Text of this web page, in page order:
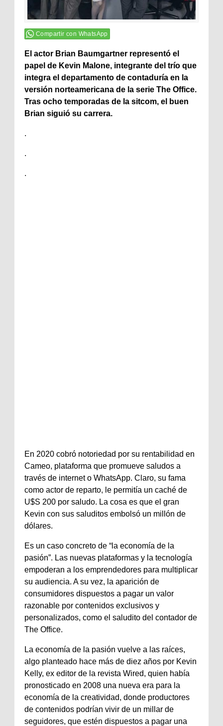
Compartir con WhatsApp
El actor Brian Baumgartner representó el
papel de Kevin Malone, integrante del trío que
integra el departamento de contaduría en la
versión norteamericana de la serie The Office.
Tras ocho temporadas de la sitcom, el buen
Brian siguió su carrera.
.
.
.
En 2020 cobró notoriedad por su rentabilidad en
Cameo, plataforma que promueve saludos a
través de internet o WhatsApp. Claro, su fama
como actor de reparto, le permitía un caché de
U$S 200 por saludo. La cosa es que el gran
Kevin con sus saluditos embolsó un millón de
dólares.
Es un caso concreto de “la economía de la
pasión”. Las nuevas plataformas y la tecnología
empoderan a los emprendedores para multiplicar
su audiencia. A su vez, la aparición de
consumidores dispuestos a pagar un valor
razonable por contenidos exclusivos y
personalizados, como el saludito del contador de
The Office.
La economía de la pasión vuelve a las raíces,
algo planteado hace más de diez años por Kevin
Kelly, ex editor de la revista Wired, quien había
pronosticado en 2008 una nueva era para la
economía de la creatividad, donde productores
de contenidos podrían vivir de un millar de
seguidores, que estén dispuestos a pagar una